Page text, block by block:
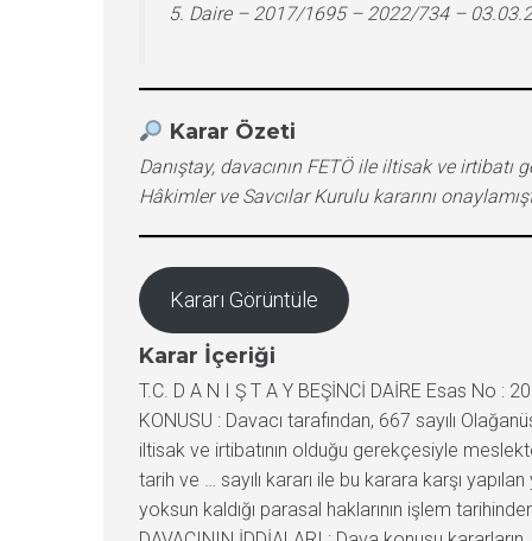
5. Daire – 2017/1695 – 2022/734 –
Karar Özeti
Danıştay, davacının FETÖ ile iltisak ve
Hâkimler ve Savcılar Kurulu kararını
Kararı Görüntüle
Karar İçeriği
T.C. D A N I Ş T A Y BEŞİNCİ DAİRE Esas No : 2017/1695 Karar No : 2022/734 DAVACI : … adına vasi … VEKİLİ : Av… DAVALI : … Kurulu / … VEKİLİ : Av… DAVANIN KONUSU : Davacı tarafından, 667 sayılı Olağanüstü Hal Kapsamında Alınan Tedbirlere İlişkin Kanun Hükmünde Kararname’nin 3/1. maddesi uyarınca FETÖ ile iltisak ve irtibatının olduğu gerekçesiyle meslekte kalmasının uygun olmadığına ve meslekten çıkarılmasına ilişkin Hâkimler ve Savcılar Kurulu Genel Kurulunun … tarih ve … sayılı kararı ile bu karara karşı yapılan yeniden inceleme talebinin reddine ilişkin aynı Kurulun … tarih ve … sayılı kararının iptali ve bu kararlar nedeniyle yoksun kaldığı parasal haklarının işlem tarihinden itibaren işletilecek yasal faiziyle birlikte ödenmesine, özlük haklarının iadesine karar verilmesi istenilmektedir. DAVACININ İDDİALARI : Dava konusu kararların, soruşturma yapılmadan ve savunma hakkı tanınmadan tesis edildiği, FETÖ ile iltisak ve irtibatı konusunda kişiselleştirme yapılmadığı, suç ve cezaların şahsiliği ilkesinin, adil yargılanma hakkının ve masumiyet karinesinin ihlal edildiği, FETÖ/PDY terör örgütü üyesi veya mensubu olmadığı gibi iltisakı ve irtibatının da bulunmadığı, kararların tesis edildiği tarihte hakkındaki delillerin hiçbirisinin mevcut olmadığı, Hakimler ve Savcılar Kurulu Genel Kurulunun davaya konu kararları alma yetkisinin bulunmadığı ileri sürülerek hukuka aykırı oldukları iddia edilmiştir. Öte yandan, dava konusu kararların dayanağı olan 667 sayılı Kanun Hükmünde Kararname’nin (6749 sayılı Kanun) 3. maddesinin Anayasa’ya aykırı olduğu iddia edilerek, anılan hükmün iptali için Anayasa Mahkemesine başvurulması talep edilmektedir. DAVALININ SAVUNMASI : Dava dilekçesinin usule aykırılıklar yönünden incelenerek tespit edilmesi halinde davanın öncelikle usul yönünden reddi gerektiği, öte yandan dava konusu kararların amacının Türk yargı sistemini tamamen ele geçirmeyi hedefleyen ve bu amaç doğrultusunda hareket eden illegal bir yapının bu amaca ulaşmasının önlenmesi ile Türk yargısının bağımsızlığının ve tarafsızlığının korunması olduğu ve yargı mensuplarına olağan dönemde uygulanan 2802 sayılı Hâkimler ve Savcılar Kanunu ve 6087 sayılı Hâkimler ve Savcılar Yüksek Kurulu Kanununun ilgili hükümlerine değil Anayasa’nın 120. ve 121. maddeleri ile 2935 sayılı Olağanüstü Hal Kanunu çerçevesinde yürürlüğe konulan 667 sayılı Olağanüstü Hal Kanun Hükmünde Kararnamesine dayanılarak tesis edildiği, disiplin cezası niteliğinde olmayıp “göreve son” müessesesinin bir örneği olduğu, bu şekilde göreve son verme halinde zorunlu olmamasına rağmen ilgililere savunma haklarını kullanabilmeleri için 6087 sayılı Yasa’nın 33. maddesi uyarınca yeniden inceleme başvurusunda bulunma imkanı tanındığı, davacı hakkında tesis edilen karar ile ilgili olarak kişiselleştirmenin yapıldığı, dava konusu kararların hukuka ve mevzuata uygun olduğu ileri sürülerek